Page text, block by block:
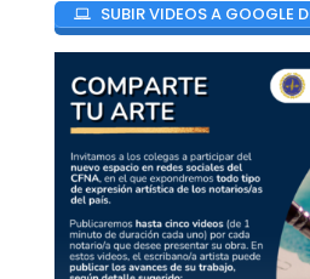
SUBIR VIDEOS A GOOGLE